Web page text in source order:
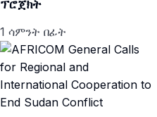
ፕሮጀክት
1 ሳምንት በፊት